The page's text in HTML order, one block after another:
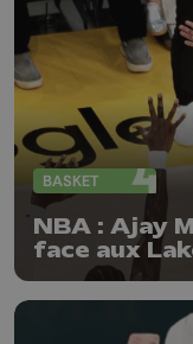
BASKET
NBA : Ajay
face aux